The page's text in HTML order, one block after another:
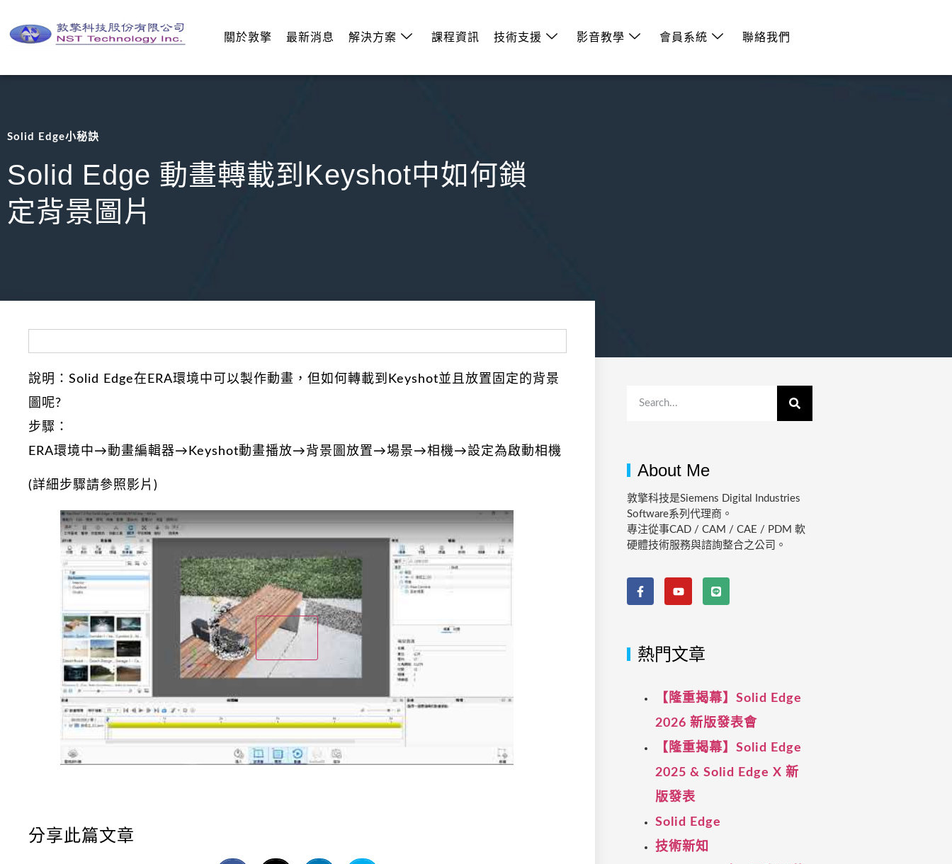
關於敦擎 最新消息 解決方案 課程資訊 技術支援 影音教學 會員系統 聯絡我們
Solid Edge小秘訣
Solid Edge 動畫轉載到Keyshot中如何鎖
定背景圖片
說明：Solid Edge在ERA環境中可以製作動畫，但如何轉載到Keyshot並且放置固定的背景
圖呢?
步驟：
ERA環境中→動畫編輯器→Keyshot動畫播放→背景圖放置→場景→相機→設定為啟動相機
(詳細步驟請參照影片)
分享此篇文章
About Me
敦擎科技是Siemens Digital Industries
Software系列代理商。
專注從事CAD / CAM / CAE / PDM 軟
硬體技術服務與諮詢整合之公司。
熱門文章
【隆重揭幕】Solid Edge
2026 新版發表會
【隆重揭幕】Solid Edge
2025 & Solid Edge X 新
版發表
Solid Edge
技術新知